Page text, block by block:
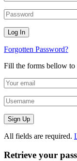
Forgotten Password?
Fill the forms bellow to
All fields are required.
Retrieve your